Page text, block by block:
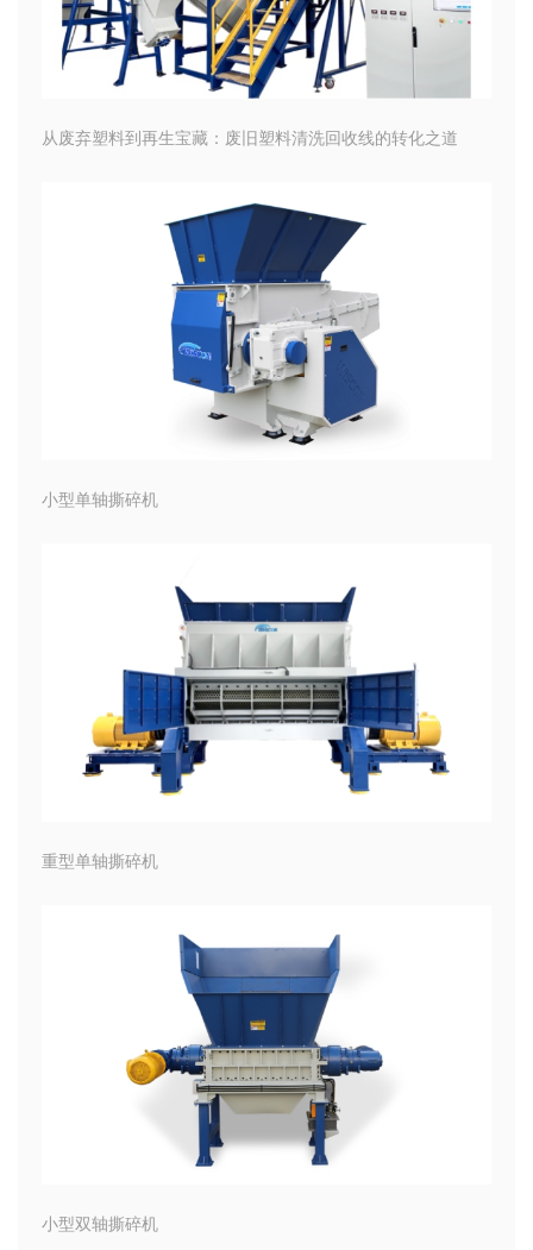
从废弃塑料到再生宝藏：废旧塑料清洗回收线的转化之道
小型单轴撕碎机
重型单轴撕碎机
小型双轴撕碎机